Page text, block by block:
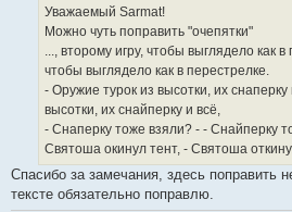
Уважаемый Sarmat!
Можно чуть поправить "очепятки"
..., второму игру, чтобы выглядело как
чтобы выглядело как в перестрелке.
- Оружие турок из высотки, их
высотки, их снайперку и всё,
- Снаперку тоже взяли? - - Снайперку
Святоша окинул тент, - Святоша
Спасибо за замечания, здесь поправить
тексте обязательно поправлю.